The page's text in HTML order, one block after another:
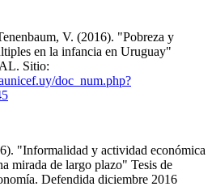
V. (2016). "Pobreza y
en la infancia en Uruguay"
Sitio:
doc_num.php?
"Informalidad y actividad económica
mirada de largo plazo" Tesis de
Defendida diciembre 2016